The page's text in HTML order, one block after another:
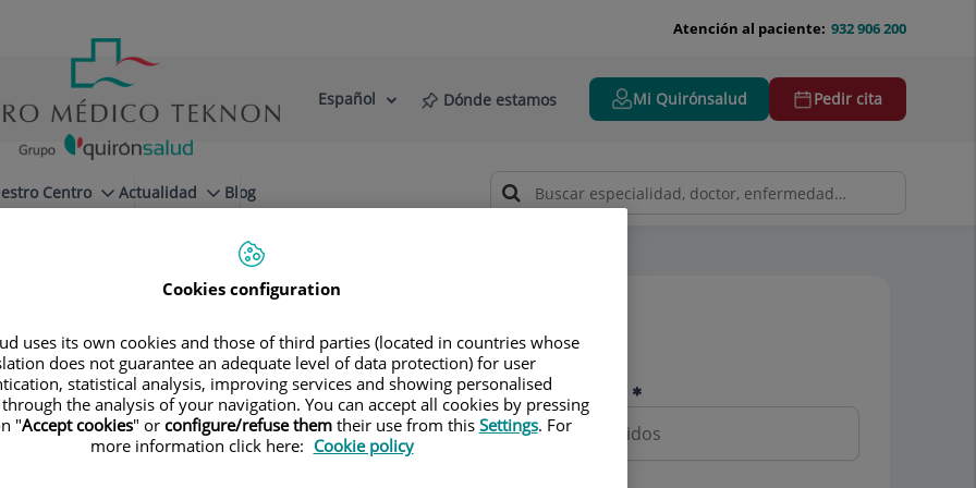
932 906 200
Atención al paciente:
Selector
Idioma
Español Dónde estamos Mi Quirónsalud Pedir cita
Centro Actualidad Blog
Caso: fundas estéticas de porcelana
Pedir cita
Nombre y apellidos
Cookies configuration
uses its own cookies and those of third parties (located in countries whose
does not guarantee an adequate level of data protection) for user
statistical analysis, improving services and showing personalised
the analysis of your navigation. You can accept all cookies by pressing
"Accept cookies" or configure/refuse themtheir use from this Settings. For
more information click here: Cookie policy